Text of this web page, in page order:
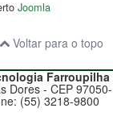
Joomla
Voltar para o topo
Farroupilha
Dores - CEP 97050-
(55) 3218-9800